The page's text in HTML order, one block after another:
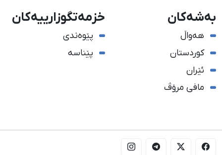
بەشەکان
هەواڵ
کوردستان
ئێران
مافی مرۆڤ
خزمەتگوزارییەکان
پێوەندی
پێناسە